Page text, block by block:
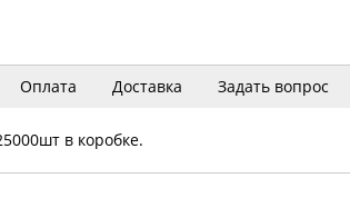
Оплата Доставка Задать вопрос
в коробке.